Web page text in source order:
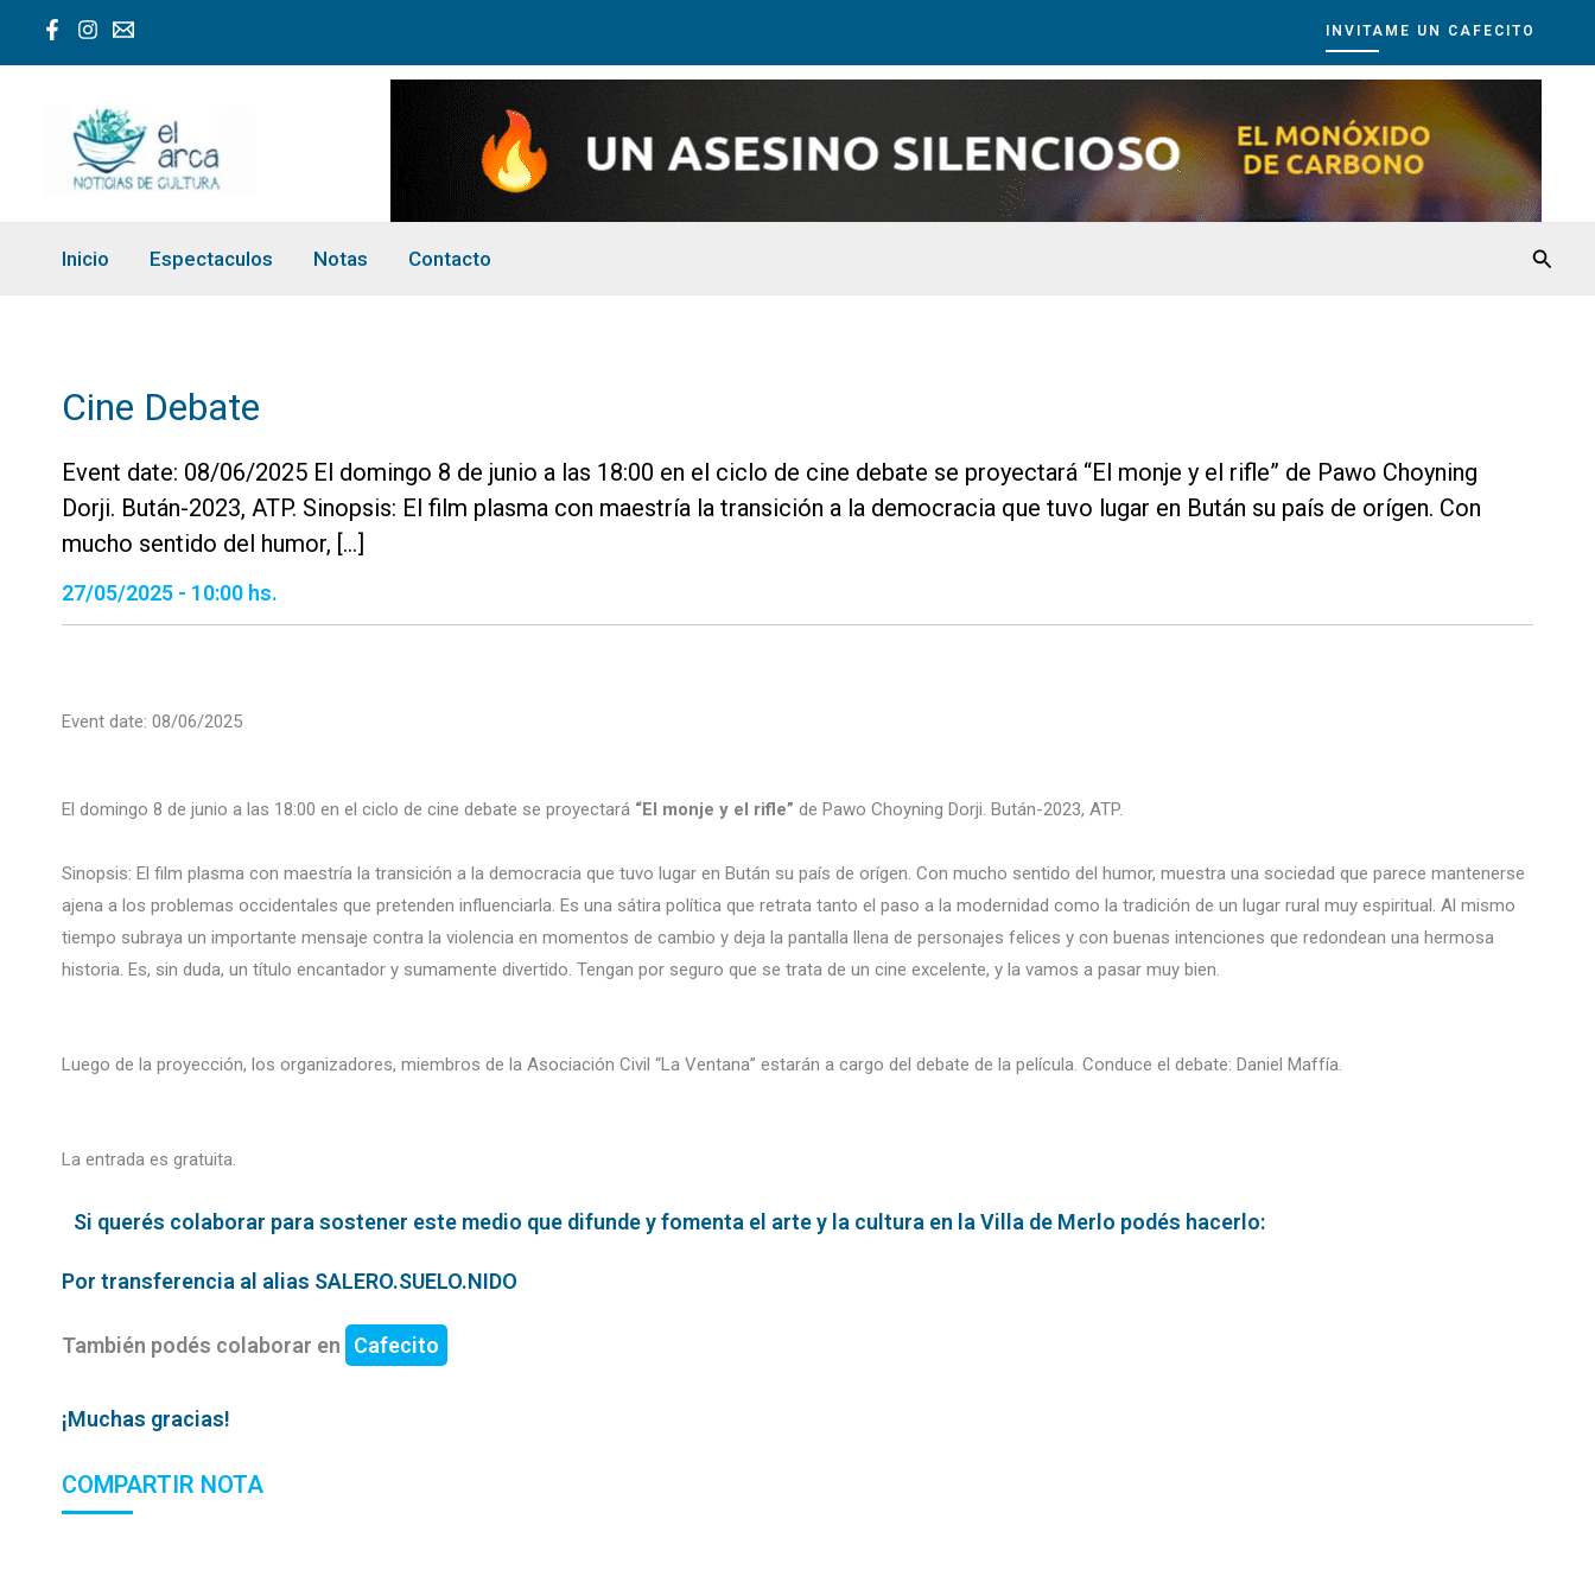
INVITAME UN CAFECITO
Inicio Espectaculos Notas Contacto
Cine Debate
Event date: 08/06/2025 El domingo 8 de junio a las 18:00 en el ciclo de cine debate se proyectará “El monje y el rifle” de Pawo Choyning
Dorji. Bután-2023, ATP. Sinopsis: El film plasma con maestría la transición a la democracia que tuvo lugar en Bután su país de orígen. Con
mucho sentido del humor, […]
27/05/2025 - 10:00 hs.
Event date: 08/06/2025
El domingo 8 de junio a las 18:00 en el ciclo de cine debate se proyectará “El monje y el rifle” de Pawo Choyning Dorji. Bután-2023, ATP.
Sinopsis: El film plasma con maestría la transición a la democracia que tuvo lugar en Bután su país de orígen. Con mucho sentido del humor, muestra una sociedad que parece mantenerse
ajena a los problemas occidentales que pretenden influenciarla. Es una sátira política que retrata tanto el paso a la modernidad como la tradición de un lugar rural muy espiritual. Al mismo
tiempo subraya un importante mensaje contra la violencia en momentos de cambio y deja la pantalla llena de personajes felices y con buenas intenciones que redondean una hermosa
historia. Es, sin duda, un título encantador y sumamente divertido. Tengan por seguro que se trata de un cine excelente, y la vamos a pasar muy bien.
Luego de la proyección, los organizadores, miembros de la Asociación Civil “La Ventana” estarán a cargo del debate de la película. Conduce el debate: Daniel Maffía.
La entrada es gratuita.
Si querés colaborar para sostener este medio que difunde y fomenta el arte y la cultura en la Villa de Merlo podés hacerlo:
Por transferencia al alias SALERO.SUELO.NIDO
También podés colaborar en Cafecito
¡Muchas gracias!
COMPARTIR NOTA